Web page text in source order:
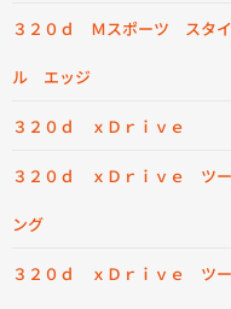
３２０ｄ Ｍスポーツ スタイ
ル エッジ
３２０ｄ ｘＤｒｉｖｅ
３２０ｄ ｘＤｒｉｖｅ ツ
ング
３２０ｄ ｘＤｒｉｖｅ ツ